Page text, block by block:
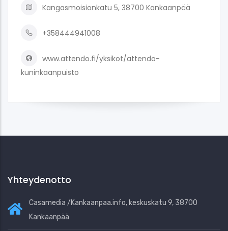
Kangasmoisionkatu 5, 38700 Kankaanpää
+358444941008
www.attendo.fi/yksikot/attendo-
kuninkaanpuisto
Yhteydenotto
Casamedia /Kankaanpaa.info, keskuskatu 9, 38700
Kankaanpää